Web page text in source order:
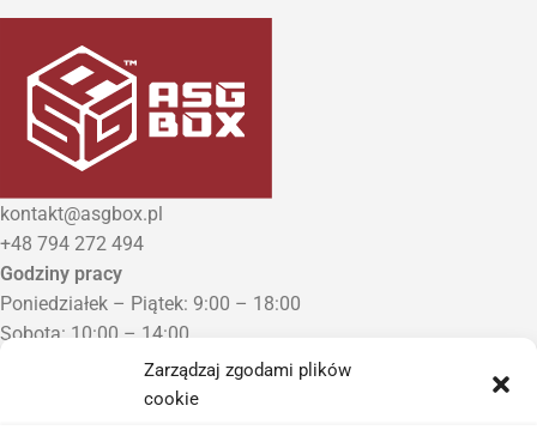
Zarządzaj zgodami plików
cookie
kontakt@asgbox.pl
+48 794 272 494
Godziny pracy
Poniedziałek – Piątek: 9:00 – 18:00
Sobota: 10:00 – 14:00
Niedziela: Zamknięte
Punkt Odbioru zamówień